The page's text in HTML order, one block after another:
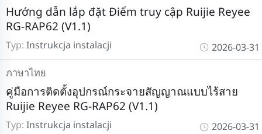
Typ: Instrukcja instalacji
Hướng dẫn lắp đặt Điểm truy cập Ruijie Reyee
RG-RAP62 (V1.1)
2026-03-31
Typ: Instrukcja instalacji
คู่มือการติดตั้งอุปกรณ์กระจายสัญญาณแบบไร้สาย
Ruijie Reyee RG-RAP62 (V1.1)
ภาษาไทย
2026-03-31